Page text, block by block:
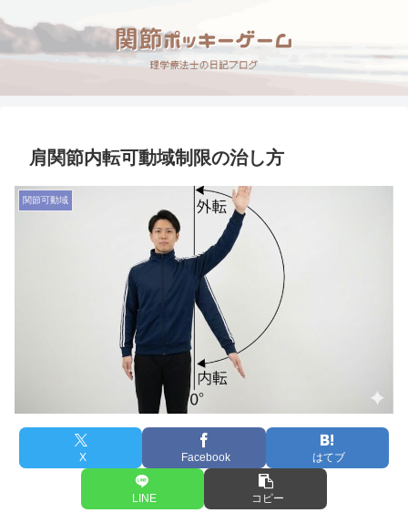
肩関節内転可動域制限の治し方
関節可動域
X Facebook はてブ
LINE コピー